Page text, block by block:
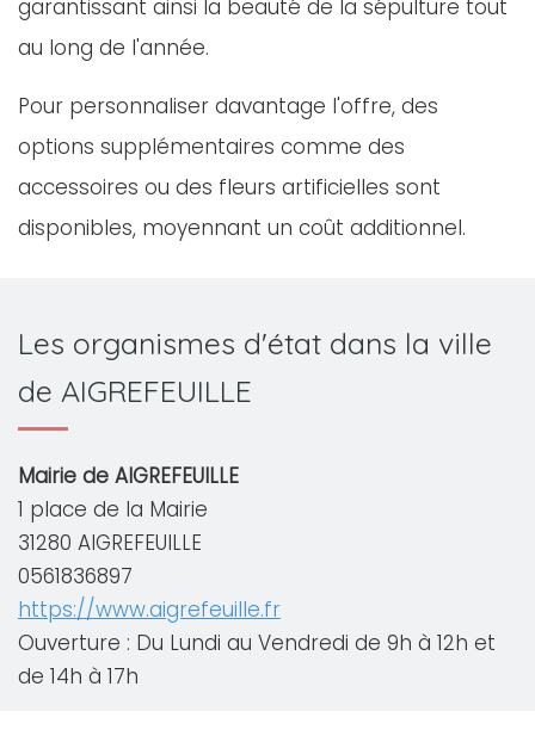
garantissant ainsi la beauté de la sépulture tout
au long de l'année.
Pour personnaliser davantage l'offre, des
options supplémentaires comme des
accessoires ou des fleurs artificielles sont
disponibles, moyennant un coût additionnel.
Les organismes d'état dans la ville
de AIGREFEUILLE
Mairie de AIGREFEUILLE
1 place de la Mairie
31280 AIGREFEUILLE
0561836897
https://www.aigrefeuille.fr
Ouverture : Du Lundi au Vendredi de 9h à 12h et
de 14h à 17h